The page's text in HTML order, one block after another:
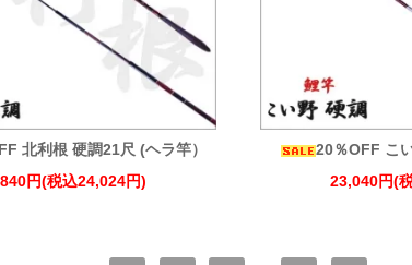
北利根 硬調21尺 (ヘラ竿）
円(税込24,024円)
20％OFF こ
23,040円(